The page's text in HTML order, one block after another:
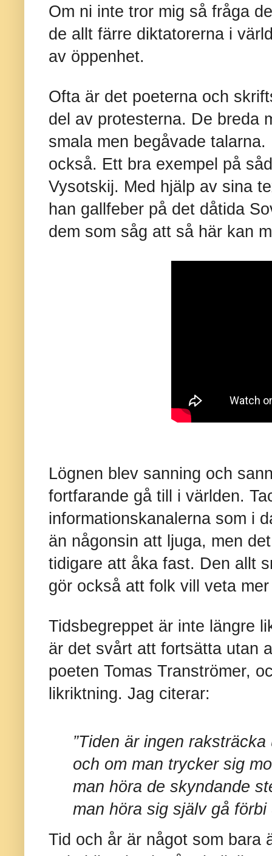
Om ni inte tror mig så fråga
de allt färre diktatorerna i
av öppenhet.
Ofta är det poeterna och
del av protesterna. De breda
smala men begåvade
också. Ett bra exempel på
Vysotskij. Med hjälp av sina
han gallfeber på det dåtida
dem som såg att så här kan
Lögnen blev sanning och
fortfarande gå till i världen.
informationskanalerna som i
än någonsin att ljuga, men
tidigare att åka fast. Den allt
gör också att folk vill veta
Tidsbegreppet är inte längre
är det svårt att fortsätta utan
poeten Tomas Tranströmer,
likriktning. Jag citerar:
”Tiden är ingen
och om man trycker sig
man höra de skyndande
man höra sig själv gå förbi
Tid och år är något som bara